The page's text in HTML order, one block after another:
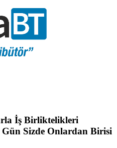
İş Birliktelikleri
Gün Sizde Onlardan Birisi